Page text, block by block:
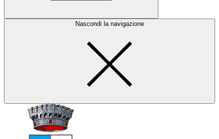
Nascondi la navigazione